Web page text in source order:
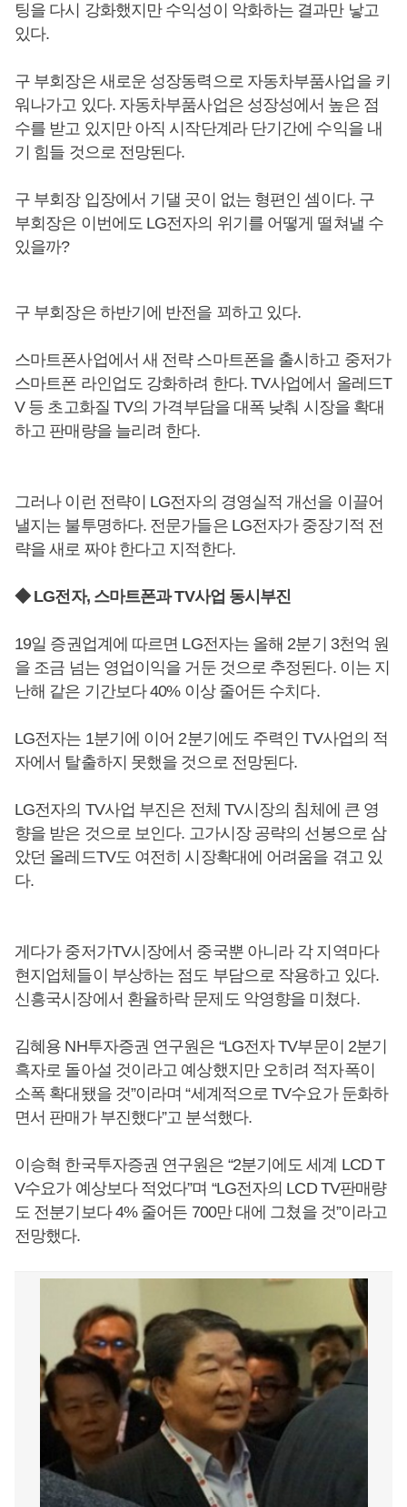
팅을 다시 강화했지만 수익성이 악화하는 결과만 낳고
있다.
구 부회장은 새로운 성장동력으로 자동차부품사업을 키
워나가고 있다. 자동차부품사업은 성장성에서 높은 점
수를 받고 있지만 아직 시작단계라 단기간에 수익을 내
기 힘들 것으로 전망된다.
구 부회장 입장에서 기댈 곳이 없는 형편인 셈이다. 구
부회장은 이번에도 LG전자의 위기를 어떻게 떨쳐낼 수
있을까?
구 부회장은 하반기에 반전을 꾀하고 있다.
스마트폰사업에서 새 전략 스마트폰을 출시하고 중저가
스마트폰 라인업도 강화하려 한다. TV사업에서 올레드T
V 등 초고화질 TV의 가격부담을 대폭 낮춰 시장을 확대
하고 판매량을 늘리려 한다.
그러나 이런 전략이 LG전자의 경영실적 개선을 이끌어
낼지는 불투명하다. 전문가들은 LG전자가 중장기적 전
략을 새로 짜야 한다고 지적한다.
◆ LG전자, 스마트폰과 TV사업 동시부진
19일 증권업계에 따르면 LG전자는 올해 2분기 3천억 원
을 조금 넘는 영업이익을 거둔 것으로 추정된다. 이는 지
난해 같은 기간보다 40% 이상 줄어든 수치다.
LG전자는 1분기에 이어 2분기에도 주력인 TV사업의 적
자에서 탈출하지 못했을 것으로 전망된다.
LG전자의 TV사업 부진은 전체 TV시장의 침체에 큰 영
향을 받은 것으로 보인다. 고가시장 공략의 선봉으로 삼
았던 올레드TV도 여전히 시장확대에 어려움을 겪고 있
다.
게다가 중저가TV시장에서 중국뿐 아니라 각 지역마다
현지업체들이 부상하는 점도 부담으로 작용하고 있다.
신흥국시장에서 환율하락 문제도 악영향을 미쳤다.
김혜용 NH투자증권 연구원은 “LG전자 TV부문이 2분기
흑자로 돌아설 것이라고 예상했지만 오히려 적자폭이
소폭 확대됐을 것”이라며 “세계적으로 TV수요가 둔화하
면서 판매가 부진했다”고 분석했다.
이승혁 한국투자증권 연구원은 “2분기에도 세계 LCD T
V수요가 예상보다 적었다”며 “LG전자의 LCD TV판매량
도 전분기보다 4% 줄어든 700만 대에 그쳤을 것”이라고
전망했다.